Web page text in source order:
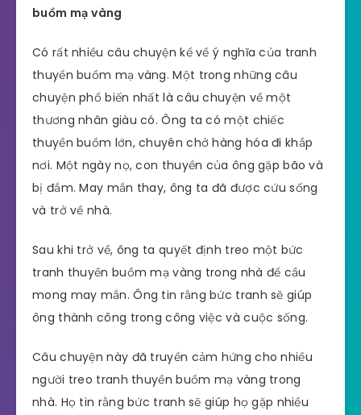
buồm mạ vàng
Có rất nhiều câu chuyện kể về ý nghĩa của tranh
thuyền buồm mạ vàng. Một trong những câu
chuyện phổ biến nhất là câu chuyện về một
thương nhân giàu có. Ông ta có một chiếc
thuyền buồm lớn, chuyên chở hàng hóa đi khắp
nơi. Một ngày nọ, con thuyền của ông gặp bão và
bị đắm. May mắn thay, ông ta đã được cứu sống
và trở về nhà.
Sau khi trở về, ông ta quyết định treo một bức
tranh thuyền buồm mạ vàng trong nhà để cầu
mong may mắn. Ông tin rằng bức tranh sẽ giúp
ông thành công trong công việc và cuộc sống.
Câu chuyện này đã truyền cảm hứng cho nhiều
người treo tranh thuyền buồm mạ vàng trong
nhà. Họ tin rằng bức tranh sẽ giúp họ gặp nhiều